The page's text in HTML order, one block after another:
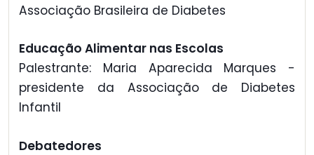
Associação Brasileira de Diabetes
Educação Alimentar nas Escolas
Palestrante: Maria Aparecida Marques -
presidente da Associação de Diabetes
Infantil
Debatedores